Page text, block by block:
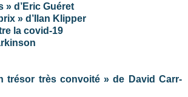
» d’Eric Guéret
» d’Ilan Klipper
la covid-19
trésor très convoité » de David Carr-